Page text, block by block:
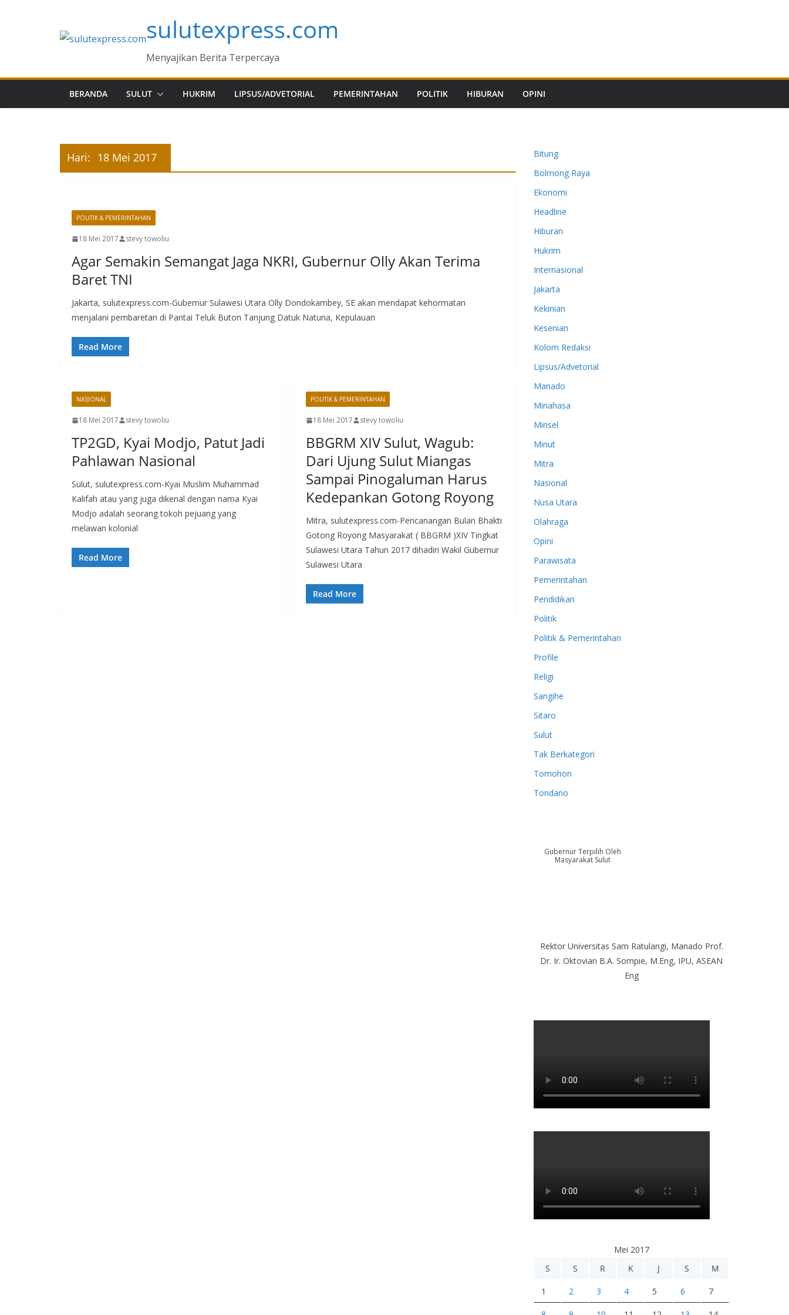
sulutexpress.com
Menyajikan Berita Terpercaya
BERANDA SULUT HUKRIM LIPSUS/ADVETORIAL PEMERINTAHAN POLITIK HIBURAN OPINI
Hari: 18 Mei 2017
POLITIK & PEMERINTAHAN
18 Mei 2017 stevy towoliu
Agar Semakin Semangat Jaga NKRI, Gubernur Olly Akan Terima
Baret TNI
Jakarta, sulutexpress.com-Gubernur Sulawesi Utara Olly Dondokambey, SE akan mendapat kehormatan
menjalani pembaretan di Pantai Teluk Buton Tanjung Datuk Natuna, Kepulauan
Read More
NASIONAL
18 Mei 2017 stevy towoliu
TP2GD, Kyai Modjo, Patut Jadi
Pahlawan Nasional
Sulut, sulutexpress.com-Kyai Muslim Muhammad
Kalifah atau yang juga dikenal dengan nama Kyai
Modjo adalah seorang tokoh pejuang yang
melawan kolonial
Read More
POLITIK & PEMERINTAHAN
18 Mei 2017 stevy towoliu
BBGRM XIV Sulut, Wagub:
Dari Ujung Sulut Miangas
Sampai Pinogaluman Harus
Kedepankan Gotong Royong
Mitra, sulutexpress.com-Pencanangan Bulan Bhakti
Gotong Royong Masyarakat ( BBGRM )XIV Tingkat
Sulawesi Utara Tahun 2017 dihadiri Wakil Gubernur
Sulawesi Utara
Read More
Bitung
Bolmong Raya
Ekonomi
Headline
Hiburan
Hukrim
Internasional
Jakarta
Kekinian
Kesenian
Kolom Redaksi
Lipsus/Advetorial
Manado
Minahasa
Minsel
Minut
Mitra
Nasional
Nusa Utara
Olahraga
Opini
Parawisata
Pemerintahan
Pendidikan
Politik
Politik & Pemerintahan
Profile
Religi
Sangihe
Sitaro
Sulut
Tak Berkategori
Tomohon
Tondano
Gubernur Terpilih Oleh
Masyarakat Sulut
Rektor Universitas Sam Ratulangi, Manado Prof.
Dr. Ir. Oktovian B.A. Sompie, M.Eng, IPU, ASEAN
Eng
Mei 2017
S
S R K J S M
1 2 3 4 5 6 7